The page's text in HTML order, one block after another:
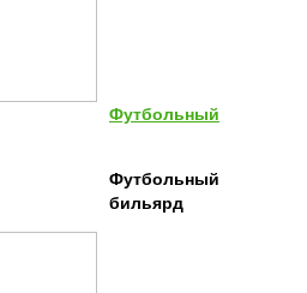
Футбольный
Футбольный
бильярд